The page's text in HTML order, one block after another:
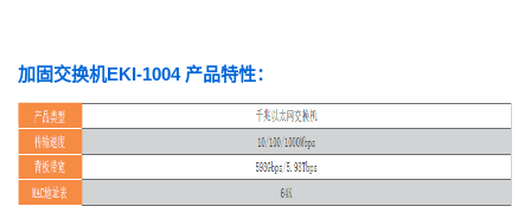
加固交换机EKI-1004 产品特性：